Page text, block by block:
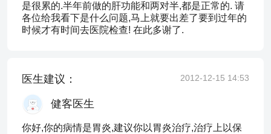
是很累的.半年前做的肝功能和两对半,都是正常的. 请
各位给我看下是什么问题,马上就要出差了要到过年的
时候才有时间去医院检查! 在此多谢了.
医生建议： 2012-12-15 14:53
健客医生
你好,你的病情是胃炎,建议你以胃炎治疗,治疗上以保